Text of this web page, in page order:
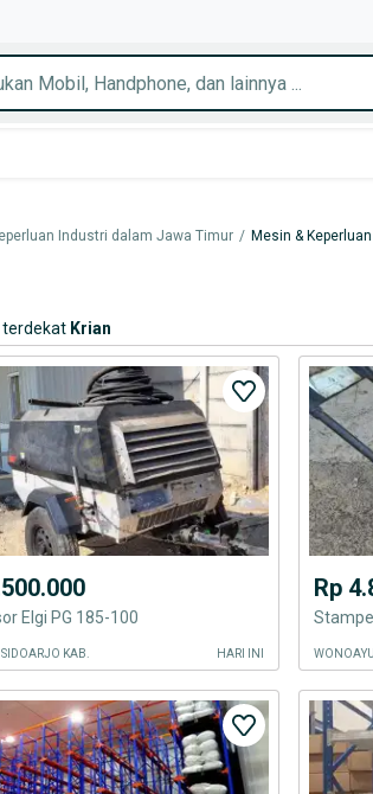
Industri dalam Jawa Timur / Mesin &
terdekat Krian
Elgi PG 185-100
KAB. HARI INI
Rp